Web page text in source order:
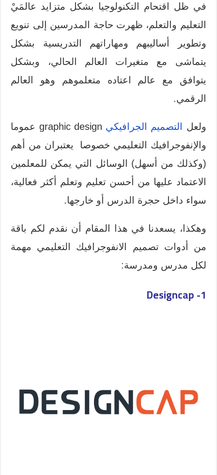
في ظل اقتحام التكنولوجيا بشكل متزايد عالمَيْ
التعليم والتعلم، ظهرت حاجة المدرسين إلى تنويع
وتطوير أساليبهم ومهاراتهم التدريسية بشكل
يتماشى مع متغيرات العالم الحالي، وبشكل
يتوافق مع عالم اعتاده متعلموهم وهو العالم
الرقمي.
ولعل التصميم الجرافيكي
graphic design عموما
والإنفوجرافيك التعليمي خصوصا يعتبران من أهم
(وكذلك من أسهل) الوسائل التي يمكن للمعلمين
الاعتماد عليها من أحسن تعليم وتعلم أكثر فعالية،
سواء داخل حجرة الدرس أو خارجها.
وهكذا، يسعدنا في هذا المقام أن نقدم لكم باقة
من أدوات تصميم الانفوجرافيك التعليمي مهمة
لكل مدرس ومدرسة:
1-
Designcap